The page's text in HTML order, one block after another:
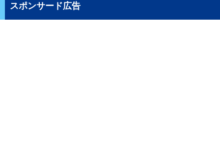
スポンサード広告